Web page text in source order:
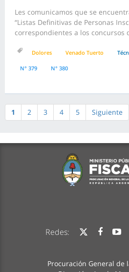
Les comunicamos que se
“Listas Definitivas de Personas
correspondientes a los concursos
Dolores Venado Tuerto
N° 379 N° 380
1 2 3 4 5 Siguiente
Redes:
Procuración General de